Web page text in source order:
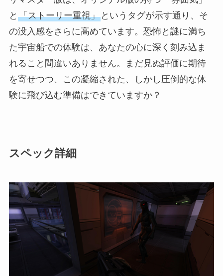
と 「ストーリー重視」というタグが示す通り、そ
の没入感をさらに高めています。恐怖と謎に満ち
た宇宙船での体験は、あなたの心に深く刻み込ま
れること間違いありません。まだ見ぬ評価に期待
を寄せつつ、この凝縮された、しかし圧倒的な体
験に飛び込む準備はできていますか？
スペック詳細